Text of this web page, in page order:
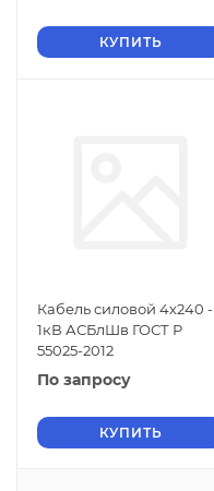
КУПИТЬ
Кабель силовой 4х240 -
1кВ АСБлШв ГОСТ Р
55025-2012
По запросу
КУПИТЬ